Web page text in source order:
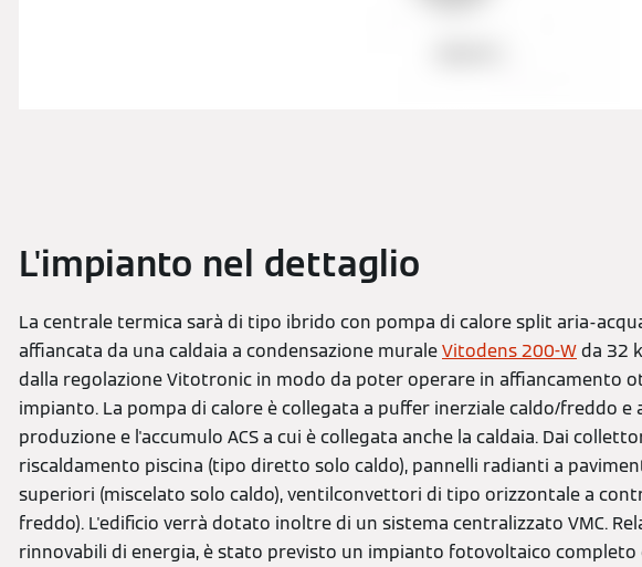
L'impianto nel dettaglio
La centrale termica sarà di tipo ibrido con pompa di calore split aria-
affiancata da una caldaia a condensazione muraleVitodens 200-Wda 32
dalla regolazione Vitotronic in modo da poter operare in affiancamento
impianto. La pompa di calore è collegata a puffer inerziale caldo/freddo e
produzione e l'accumulo ACS a cui è collegata anche la caldaia. Dai
riscaldamento piscina (tipo diretto solo caldo), pannelli radianti a
superiori (miscelato solo caldo), ventilconvettori di tipo orizzontale a
freddo). L'edificio verrà dotato inoltre di un sistema centralizzato VMC.
rinnovabili di energia, è stato previsto un impianto fotovoltaico